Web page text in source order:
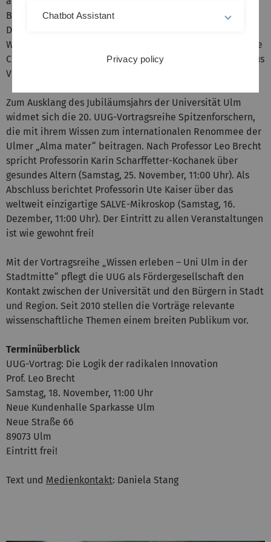
Big-Data-Algorithmen mit der Digitalisierung kombiniert.
Dabei geht der Mathematiker und
Wirtschaftswissenschaftler auch der Frage nach, ob „Game
Changer“ einer definierten Logik folgen und ob sich daraus
Vorhersagen ableiten lassen.
Zum Ausklang des Jubiläumsjahrs der Universität Ulm
widmet sich die 20. UUG-Vortragsreihe Spitzenforschern,
die mit ihrem Wissen zum internationalen Renommee der
Ulmer „Alma mater“ beitragen. Nach Professor Leo Brecht
spricht Professorin Karin Scharffetter-Kochanek über
gesundes Altern (Samstag, 25. November, 11:00 Uhr). Als
Abschluss berichtet Professorin Ute Kaiser über das
weltweit einzigartige SALVE-Mikroskop (Samstag, 16.
Dezember, 11:00 Uhr). Der Eintritt zu allen Veranstaltungen
ist wie gewohnt frei!
Mit der Vortragsreihe „Wissen erleben – Uni Ulm in der
Stadtmitte“ pflegt die UUG als Fördergesellschaft den
Kontakt zwischen der Universität und den Bürgern in Stadt
und Region. Seit 2010 stellen die Vorträge relevante
wissenschaftliche Themen einem breiten Publikum vor.
Terminüberblick
UUG-Vortrag: Die Logik der radikalen Innovation
Prof. Leo Brecht
Samstag, 18. November, 11:00 Uhr
Neue Kundenhalle Sparkasse Ulm
Neue Straße 66
89073 Ulm
Eintritt frei!
Text und Medienkontakt: Daniela Stang
Chatbot Assistant
Privacy policy